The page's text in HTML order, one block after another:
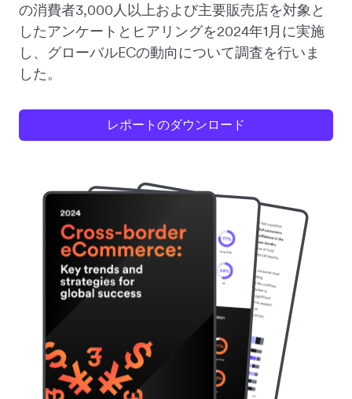
の消費者3,000人以上および主要販売店を対象と
したアンケートとヒアリングを2024年1月に実施
し、グローバルECの動向について調査を行いま
した。
レポートのダウンロード